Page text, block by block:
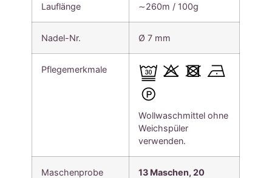
Lauflänge ∼260m / 100g
Nadel-Nr. Ø 7 mm
Pflegemerkmale
Wollwaschmittel ohne
Weichspüler
verwenden.
Maschenprobe
13 Maschen, 20